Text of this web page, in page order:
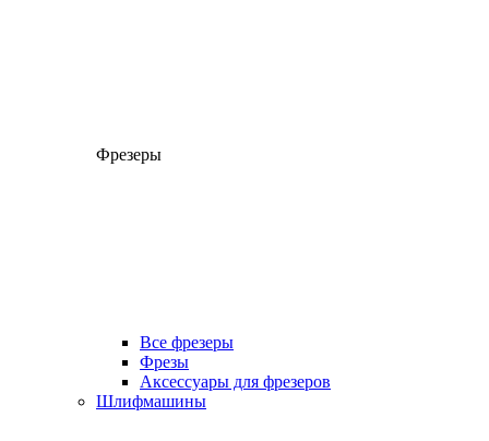
Фрезеры
Все фрезеры
Фрезы
Аксессуары для фрезеров
Шлифмашины